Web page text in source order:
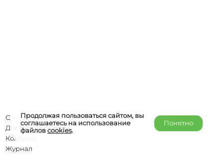
Продолжая пользоваться сайтом, вы
соглашаетесь на использование
файловcookies.
Понятно
О компании
Добавить объект
Контакты
Журнал